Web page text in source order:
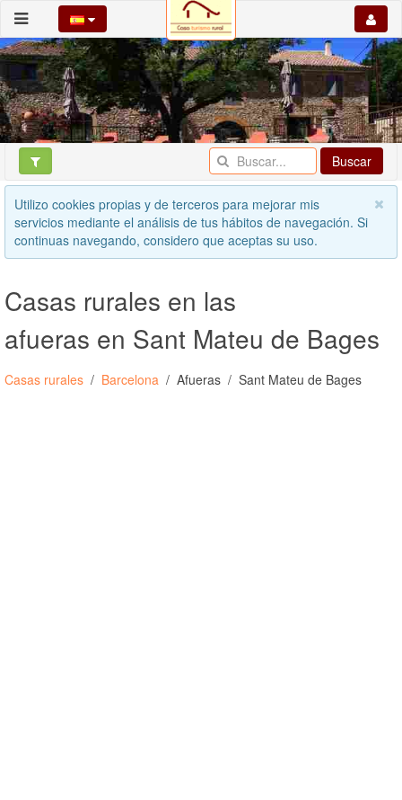
Buscar
Utilizo cookies propias y de terceros para mejorar mis
servicios mediante el análisis de tus hábitos de navegación. Si
continuas navegando, considero que aceptas su uso.
Casas rurales en las
afueras en Sant Mateu de Bages
Casas rurales Barcelona Afueras Sant Mateu de Bages